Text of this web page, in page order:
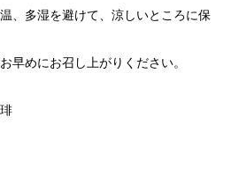
、多湿を避けて、涼しいところに保
早めにお召し上がりください。